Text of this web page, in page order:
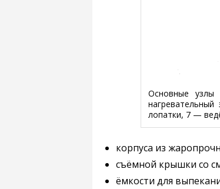
Основные
лопатки, 7 —
корпуса из
съёмной крышки со
ёмкости для